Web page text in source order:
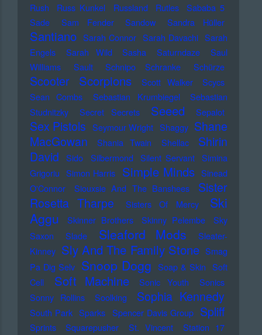
Rush
Russ Kunkel Russland Rutles
Sababa 5
Sade
Sam Fender Sandow Sandra Hüller
Santiano Sarah Connor Sarah Davachi Sarah
Engels
Sarah Wild Sasha Saturndaze
Saul
Williams
Sault Schnipo Schranke Schürze
Scooter Scorpions Scott Walker
Scycs
Sean Combs
Sebastian Krumbiegel
Sebastian
Studnitzky
Secret Secrets Seeed Sepalot
Sex Pistols Seymour Wright Shaggy Shane
MacGowan
Shania Twain Shellac
Shirin
David
Sido Silbermond Silent Servant Simina
Grigoriu Simon Harris Simple Minds Sinead
O'Connor
Siouxsie And The Banshees
Sister
Rosetta Tharpe
Sisters Of Mercy
Ski
Aggu
Skinner Brothers Skinny Pelembe
Sky
Saxon
Slade Sleaford Mods
Sleater-
Kinney Sly And The Family Stone Smag
Pa Dig Selv Snoop Dogg Soap & Skin Soft
Cell
Soft Machine Sonic Youth
Sonics
Sonny Rollins
Soolking Sophia Kennedy
South Park Sparks Spencer Davis Group Spliff
Sprints Squarepusher St. Vincent
Station 17